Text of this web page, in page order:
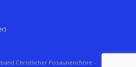
Christlicher Posaunenchöre